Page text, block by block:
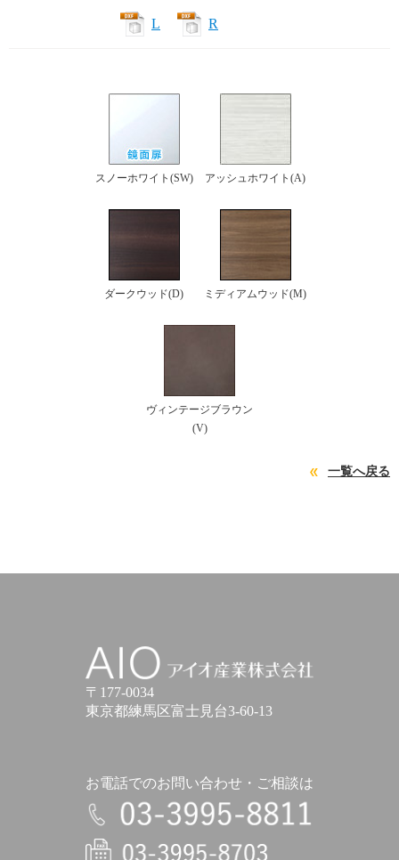
L R
スノーホワイト(SW) アッシュホワイト(A)
ダークウッド(D) ミディアムウッド(M)
ヴィンテージブラウン
(V)
一覧へ戻る
アイオ産業株式会社
〒177-0034
東京都練馬区富士見台3-60-13
お電話でのお問い合わせ・ご相談は
電話